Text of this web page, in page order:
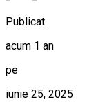
Publicat
acum 1 an
pe
iunie 25, 2025